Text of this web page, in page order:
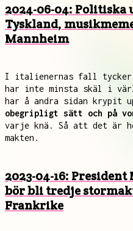
2024-06-04:
Tyskland,
Mannheim
I italienernas fall tycker
har inte minsta skäl i
har å andra sidan krypit
obegripligt sätt och på
varje knä. Så att det är
makten.
2023-04-16:
bör bli tredje
Frankrike